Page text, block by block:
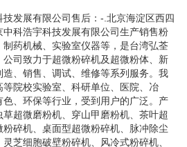
发展有限公司售后：-.北京海淀区西四
科浩宇科技发展有限公司生产销售粉
药机械、实验室仪器等，是台湾弘荃
司致力于超微粉碎机及超微粉体、新
、销售、调试、维修等系列服务。我
院校实验室、科研单位、医院、冶
、环保等行业，受到用户的广泛。产
超微磨粉机、穿山甲磨粉机、茶叶超
碎机、桌面型超微粉碎机、脉冲除尘
芝细胞破壁粉碎机、风冷式粉碎机、